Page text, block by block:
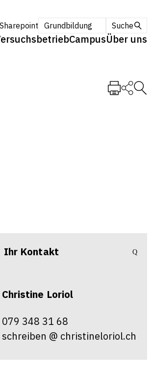
Sharepoint Grundbildung Suche
CampusÜber uns
Ihr Kontakt
Christine Loriol
079 348 31 68
schreiben @ christineloriol.ch